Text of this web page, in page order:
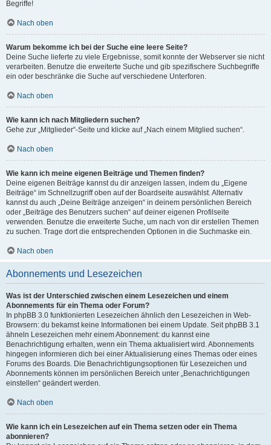
Begriffe!
Nach oben
Warum bekomme ich bei der Suche eine leere Seite?
Deine Suche lieferte zu viele Ergebnisse, somit konnte der Webserver sie nicht
verarbeiten. Benutze die erweiterte Suche und gib spezifischere Suchbegriffe
ein oder beschränke die Suche auf verschiedene Unterforen.
Nach oben
Wie kann ich nach Mitgliedern suchen?
Gehe zur „Mitglieder“-Seite und klicke auf „Nach einem Mitglied suchen“.
Nach oben
Wie kann ich meine eigenen Beiträge und Themen finden?
Deine eigenen Beiträge kannst du dir anzeigen lassen, indem du „Eigene
Beiträge“ im Schnellzugriff oben auf der Boardseite auswählst. Alternativ
kannst du auch „Deine Beiträge anzeigen“ in deinem persönlichen Bereich
oder „Beiträge des Benutzers suchen“ auf deiner eigenen Profilseite
verwenden. Benutze die erweiterte Suche, um nach von dir erstellen Themen
zu suchen. Trage dort die entsprechenden Optionen in die Suchmaske ein.
Nach oben
Abonnements und Lesezeichen
Was ist der Unterschied zwischen einem Lesezeichen und einem
Abonnements für ein Thema oder Forum?
In phpBB 3.0 funktionierten Lesezeichen ähnlich den Lesezeichen in Web-
Browsern: du bekamst keine Informationen bei einem Update. Seit phpBB 3.1
ähneln Lesezeichen mehr einem Abonnement: du kannst eine
Benachrichtigung erhalten, wenn ein Thema aktualisiert wird. Abonnements
hingegen informieren dich bei einer Aktualisierung eines Themas oder eines
Forums des Boards. Die Benachrichtigungsoptionen für Lesezeichen und
Abonnements können im persönlichen Bereich unter „Benachrichtigungen
einstellen“ geändert werden.
Nach oben
Wie kann ich ein Lesezeichen auf ein Thema setzen oder ein Thema
abonnieren?